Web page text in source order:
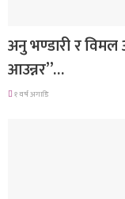
अनु भण्डारी र
आउन्नर”…
१ वर्ष अगाडि